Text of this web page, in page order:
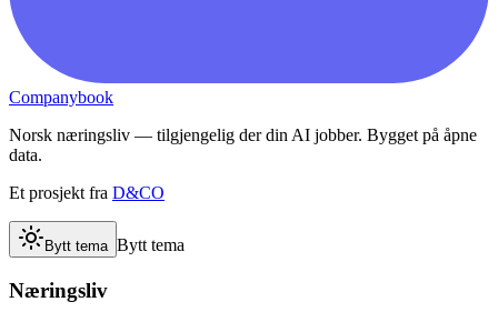
Companybook
Norsk næringsliv — tilgjengelig der din AI jobber. Bygget på åpne
data.
Et prosjekt fra D&CO
Bytt tema Bytt tema
Næringsliv